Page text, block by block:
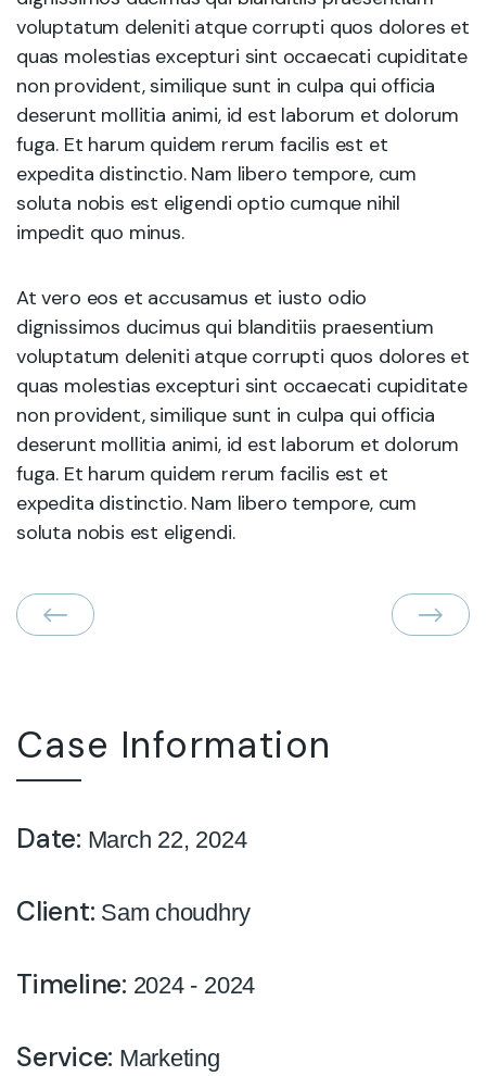
voluptatum deleniti atque corrupti quos dolores et
quas molestias excepturi sint occaecati cupiditate
non provident, similique sunt in culpa qui officia
deserunt mollitia animi, id est laborum et dolorum
fuga. Et harum quidem rerum facilis est et
expedita distinctio. Nam libero tempore, cum
soluta nobis est eligendi optio cumque nihil
impedit quo minus.
At vero eos et accusamus et iusto odio
dignissimos ducimus qui blanditiis praesentium
voluptatum deleniti atque corrupti quos dolores et
quas molestias excepturi sint occaecati cupiditate
non provident, similique sunt in culpa qui officia
deserunt mollitia animi, id est laborum et dolorum
fuga. Et harum quidem rerum facilis est et
expedita distinctio. Nam libero tempore, cum
soluta nobis est eligendi.
Case Information
Date: March 22, 2024
Client: Sam choudhry
Timeline: 2024 - 2024
Service: Marketing